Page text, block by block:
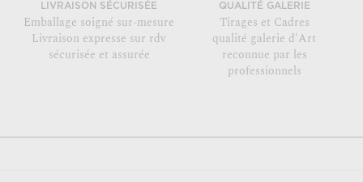
LIVRAISON SÉCURISÉE
Emballage soigné sur-mesure
Livraison expresse sur rdv
sécurisée et assurée
QUALITÉ GALERIE
Tirages et Cadres
qualité galerie d'Art
reconnue par les
professionnels